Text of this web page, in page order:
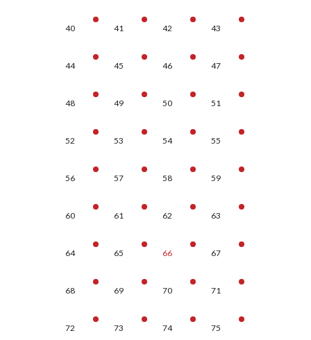
40 41 42 43
44 45 46 47
48 49 50 51
52 53 54 55
56 57 58 59
60 61 62 63
64 65 66 67
68 69 70 71
72 73 74 75